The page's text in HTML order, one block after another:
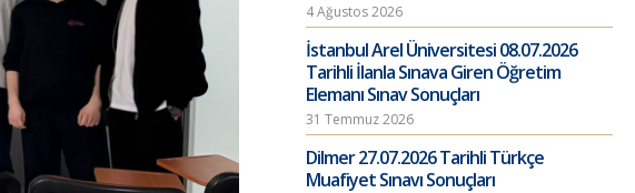
4 Ağustos 2026
İstanbul Arel Üniversitesi 08.07.2026
Tarihli İlanla Sınava Giren Öğretim
Elemanı Sınav Sonuçları
31 Temmuz 2026
Dilmer 27.07.2026 Tarihli Türkçe
Muafiyet Sınavı Sonuçları